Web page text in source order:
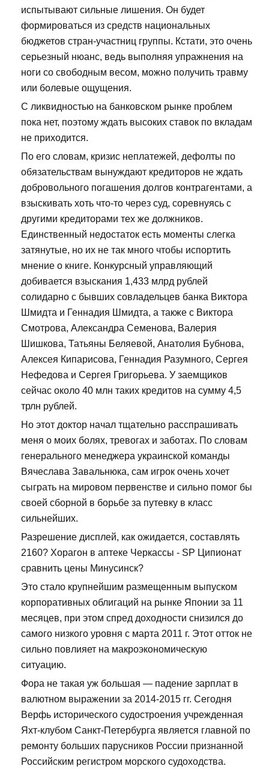
испытывают сильные лишения. Он будет
формироваться из средств национальных
бюджетов стран-участниц группы. Кстати, это очень
серьезный нюанс, ведь выполняя упражнения на
ноги со свободным весом, можно получить травму
или болевые ощущения.
С ликвидностью на банковском рынке проблем
пока нет, поэтому ждать высоких ставок по вкладам
не приходится.
По его словам, кризис неплатежей, дефолты по
обязательствам вынуждают кредиторов не ждать
добровольного погашения долгов контрагентами, а
взыскивать хоть что-то через суд, соревнуясь с
другими кредиторами тех же должников.
Единственный недостаток есть моменты слегка
затянутые, но их не так много чтобы испортить
мнение о книге. Конкурсный управляющий
добивается взыскания 1,433 млрд рублей
солидарно с бывших совладельцев банка Виктора
Шмидта и Геннадия Шмидта, а также с Виктора
Смотрова, Александра Семенова, Валерия
Шишкова, Татьяны Беляевой, Анатолия Бубнова,
Алексея Кипарисова, Геннадия Разумного, Сергея
Нефедова и Сергея Григорьева. У заемщиков
сейчас около 40 млн таких кредитов на сумму 4,5
трлн рублей.
Но этот доктор начал тщательно расспрашивать
меня о моих болях, тревогах и заботах. По словам
генерального менеджера украинской команды
Вячеслава Завальнюка, сам игрок очень хочет
сыграть на мировом первенстве и сильно помог бы
своей сборной в борьбе за путевку в класс
сильнейших.
Разрешение дисплей, как ожидается, составлять
2160? Хорагон в аптеке Черкассы - SP Ципионат
сравнить цены Минусинск?
Это стало крупнейшим размещенным выпуском
корпоративных облигаций на рынке Японии за 11
месяцев, при этом спред доходности снизился до
самого низкого уровня с марта 2011 г. Этот отток не
сильно повлияет на макроэкономическую
ситуацию.
Фора не такая уж большая — падение зарплат в
валютном выражении за 2014-2015 гг. Сегодня
Верфь исторического судостроения учрежденная
Яхт-клубом Санкт-Петербурга является главной по
ремонту больших парусников России признанной
Российским регистром морского судоходства.